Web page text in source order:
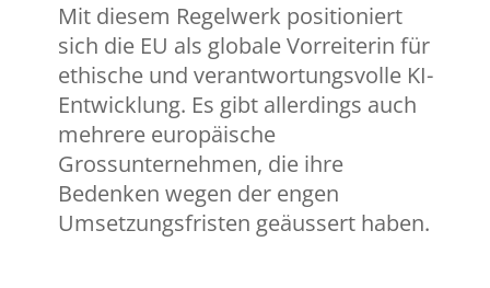
Mit diesem Regelwerk positioniert
sich die EU als globale Vorreiterin für
ethische und verantwortungsvolle KI-
Entwicklung. Es gibt allerdings auch
mehrere europäische
Grossunternehmen, die ihre
Bedenken wegen der engen
Umsetzungsfristen geäussert haben.